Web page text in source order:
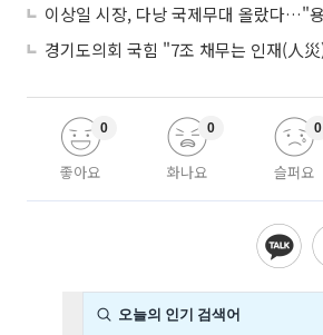
좋아요
0
화나요
0
슬퍼요
0